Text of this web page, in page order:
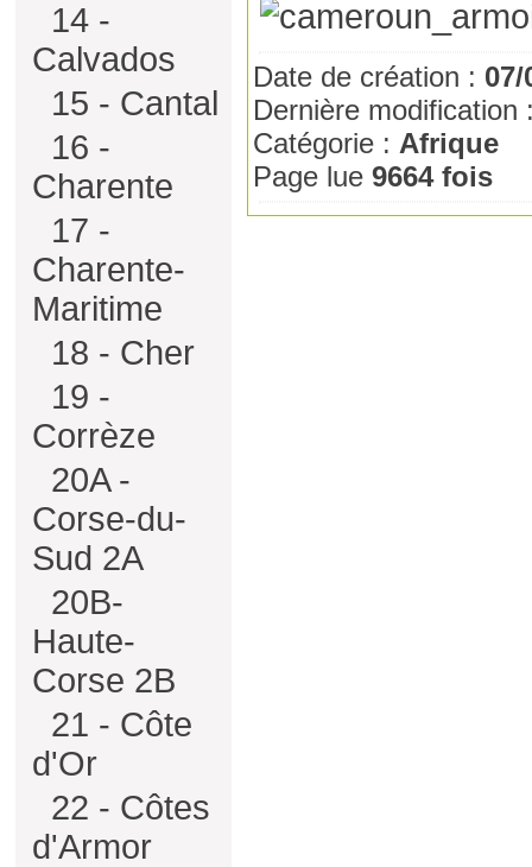
14 -
Calvados
15 - Cantal
16 -
Charente
17 -
Charente-
Maritime
18 - Cher
19 -
Corrèze
20A -
Corse-du-
Sud 2A
20B-
Haute-
Corse 2B
21 - Côte
d'Or
22 - Côtes
d'Armor
Date de création : 07/
Dernière
Catégorie : Afrique
Page lue 9664 fois